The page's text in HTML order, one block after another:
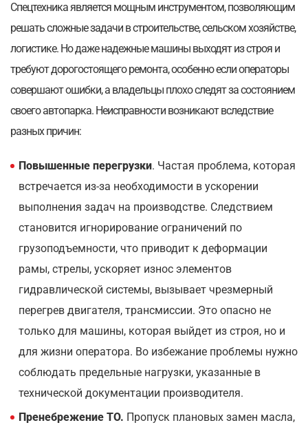
Спецтехника является мощным инструментом, позволяющим
решать сложные задачи в строительстве, сельском хозяйстве,
логистике. Но даже надежные машины выходят из строя и
требуют дорогостоящего ремонта, особенно если операторы
совершают ошибки, а владельцы плохо следят за состоянием
своего автопарка. Неисправности возникают вследствие
разных причин:
Повышенные перегрузки. Частая проблема, которая
встречается из-за необходимости в ускорении
выполнения задач на производстве. Следствием
становится игнорирование ограничений по
грузоподъемности, что приводит к деформации
рамы, стрелы, ускоряет износ элементов
гидравлической системы, вызывает чрезмерный
перегрев двигателя, трансмиссии. Это опасно не
только для машины, которая выйдет из строя, но и
для жизни оператора. Во избежание проблемы нужно
соблюдать предельные нагрузки, указанные в
технической документации производителя.
Пренебрежение ТО. Пропуск плановых замен масла,